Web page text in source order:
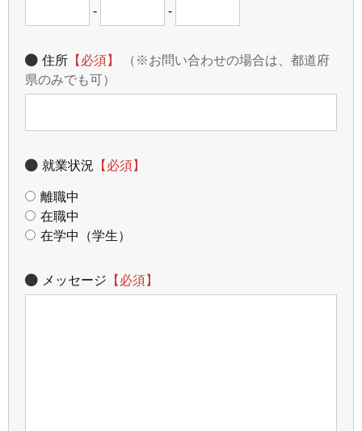
- -
住所 【必須】
（※お問い合わせの場合は、都道府
県のみでも可）
就業状況 【必須】
離職中
在職中
在学中（学生）
メッセージ 【必須】